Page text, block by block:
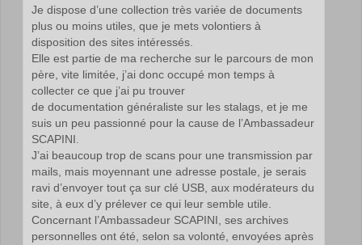
Je dispose d’une collection très variée de documents
plus ou moins utiles, que je mets volontiers à
disposition des sites intéressés.
Elle est partie de ma recherche sur le parcours de mon
père, vite limitée, j’ai donc occupé mon temps à
collecter ce que j’ai pu trouver
de documentation généraliste sur les stalags, et je me
suis un peu passionné pour la cause de l’Ambassadeur
SCAPINI.
J’ai beaucoup trop de scans pour une transmission par
mails, mais moyennant une adresse postale, je serais
ravi d’envoyer tout ça sur clé USB, aux modérateurs du
site, à eux d’y prélever ce qui leur semble utile.
Concernant l’Ambassadeur SCAPINI, ses archives
personnelles ont été, selon sa volonté, envoyées après